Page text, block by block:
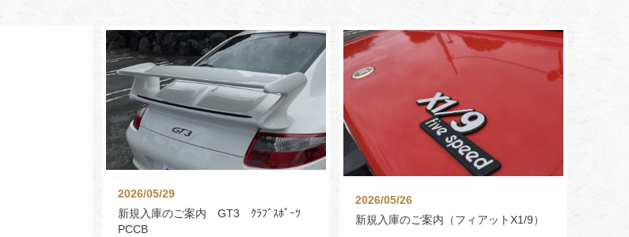
2026/05/29
新規入庫のご案内 GT3 ｸﾗﾌﾞｽﾎﾟｰﾂ
PCCB
2026/05/26
新規入庫のご案内（フィアットX1/9）